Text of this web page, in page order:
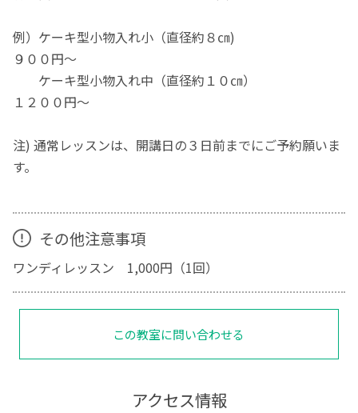
例）ケーキ型小物入れ小（直径約８㎝)
９００円～
ケーキ型小物入れ中（直径約１０㎝）
１２００円～
注) 通常レッスンは、開講日の３日前までにご予約願いま
す。
その他注意事項
ワンディレッスン 1,000円（1回）
この教室に問い合わせる
アクセス情報